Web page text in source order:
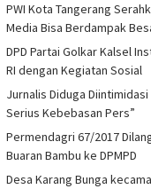
PWI Kota Tangerang
Media Bisa Berdampak
DPD Partai Golkar Kalsel
RI dengan Kegiatan Sosial
Jurnalis Diduga Diintimidasi
Serius Kebebasan Pers”
Permendagri 67/2017
Buaran Bambu ke DPMPD
Desa Karang Bunga